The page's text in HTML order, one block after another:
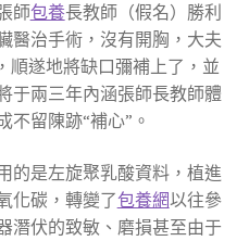
師包養長教師（假名）勝利
醫治手術，沒有開胸，大夫
順遂地將缺口彌補上了，並
于兩三年內涵張師長教師體
不留陳跡“補心”。
的是左旋聚乳酸資料，植進
化碳，轉變了包養網以往參
潛伏的致敏、磨損甚至由于